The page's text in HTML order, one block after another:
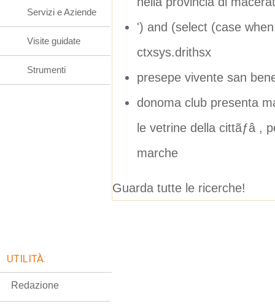
') and (select (case
ctxsys.drithsx
presepe vivente san
donoma club presenta
le vetrine della cittãƒâ ,
marche
Guarda tutte le ricerche!
Servizi e Aziende
Visite guidate
Strumenti
UTILITÀ:
Redazione